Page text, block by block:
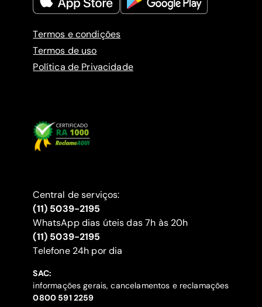
Termos e condições
Termos de uso
Política de Privacidade
Central de serviços:
(11) 5039-2195
WhatsApp dias úteis das 7h às 20h
(11) 5039-2195
‍Telefone 24h por dia
SAC:
informações gerais, cancelamentos e reclamações
‍0800 591 2259